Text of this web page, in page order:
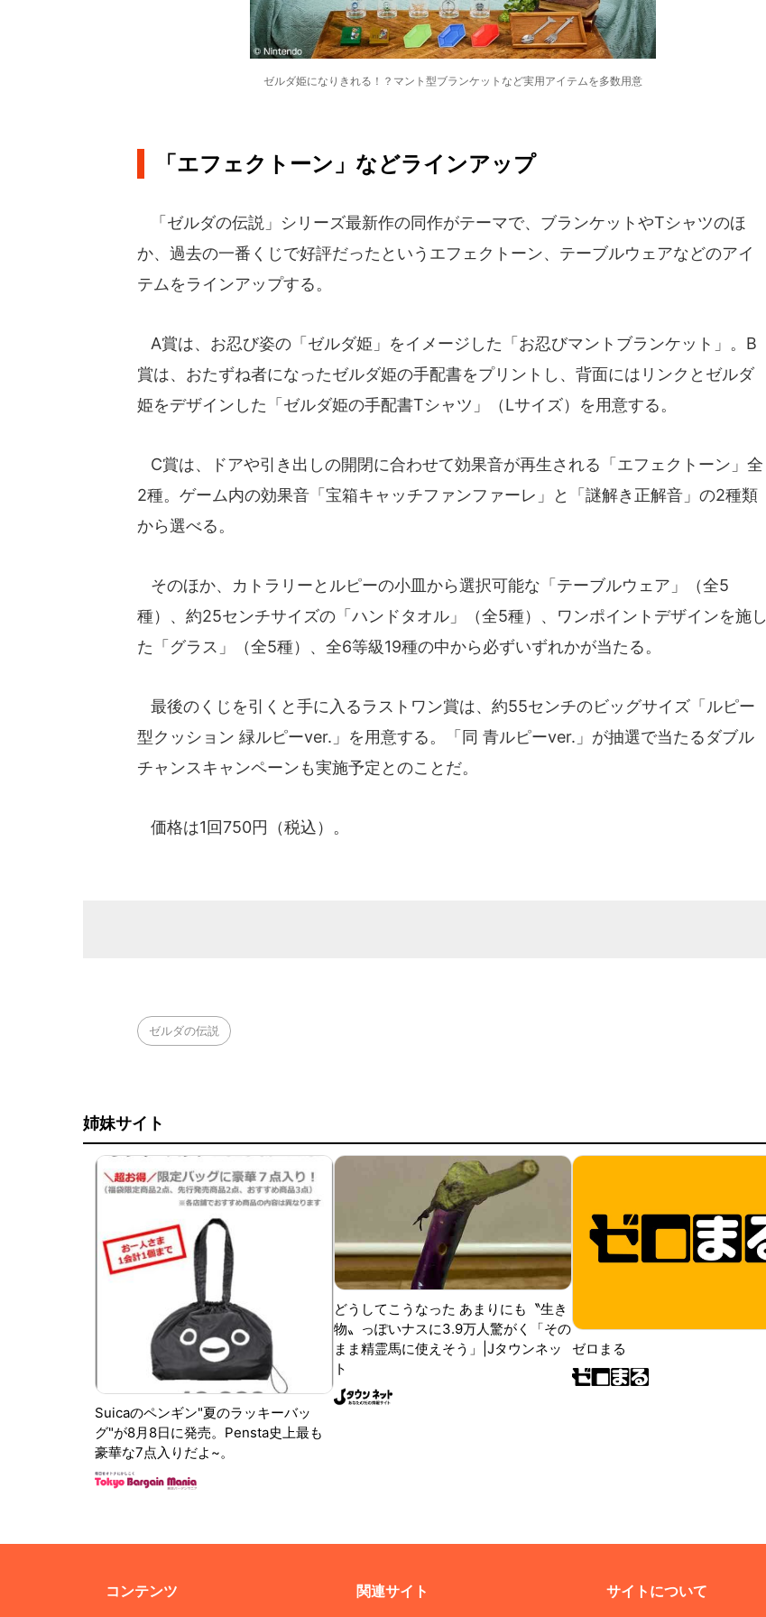
ゼルダ姫になりきれる！？マント型ブランケットなど実用アイテムを多数用意
「エフェクトーン」などラインアップ
「ゼルダの伝説」シリーズ最新作の同作がテーマで、ブランケットやTシャツのほ
か、過去の一番くじで好評だったというエフェクトーン、テーブルウェアなどのアイ
テムをラインアップする。
A賞は、お忍び姿の「ゼルダ姫」をイメージした「お忍びマントブランケット」。B
賞は、おたずね者になったゼルダ姫の手配書をプリントし、背面にはリンクとゼルダ
姫をデザインした「ゼルダ姫の手配書Tシャツ」（Lサイズ）を用意する。
C賞は、ドアや引き出しの開閉に合わせて効果音が再生される「エフェクトーン」全
2種。ゲーム内の効果音「宝箱キャッチファンファーレ」と「謎解き正解音」の2種類
から選べる。
そのほか、カトラリーとルピーの小皿から選択可能な「テーブルウェア」（全5
種）、約25センチサイズの「ハンドタオル」（全5種）、ワンポイントデザインを施し
た「グラス」（全5種）、全6等級19種の中から必ずいずれかが当たる。
最後のくじを引くと手に入るラストワン賞は、約55センチのビッグサイズ「ルピー
型クッション 緑ルピーver.」を用意する。「同 青ルピーver.」が抽選で当たるダブル
チャンスキャンペーンも実施予定とのことだ。
価格は1回750円（税込）。
ゼルダの伝説
姉妹サイト
Suicaのペンギン"夏のラッキーバッ
グ"が8月8日に発売。Pensta史上最も
豪華な7点入りだよ~。
どうしてこうなった あまりにも〝生き
物〟っぽいナスに3.9万人驚がく「その
まま精霊馬に使えそう」|Jタウンネッ
ト
ゼロまる
コンテンツ 関連サイト サイトについて